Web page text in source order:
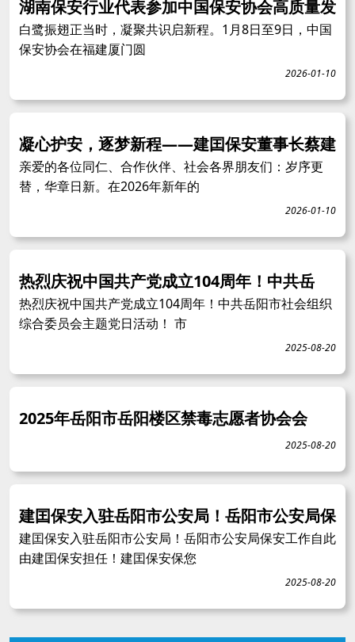
湖南保安行业代表参加中国保安协会高质量发
白鹭振翅正当时，凝聚共识启新程。1月8日至9日，中国
保安协会在福建厦门圆
2026-01-10
凝心护安，逐梦新程——建囯保安董事长蔡建
亲爱的各位同仁、合作伙伴、社会各界朋友们：岁序更
替，华章日新。在2026年新年的
2026-01-10
热烈庆祝中国共产党成立104周年！中共岳
热烈庆祝中国共产党成立104周年！中共岳阳市社会组织
综合委员会主题党日活动！ 市
2025-08-20
2025年岳阳市岳阳楼区禁毒志愿者协会会
2025-08-20
建囯保安入驻岳阳市公安局！岳阳市公安局保
建囯保安入驻岳阳市公安局！岳阳市公安局保安工作自此
由建囯保安担任！建囯保安保您
2025-08-20